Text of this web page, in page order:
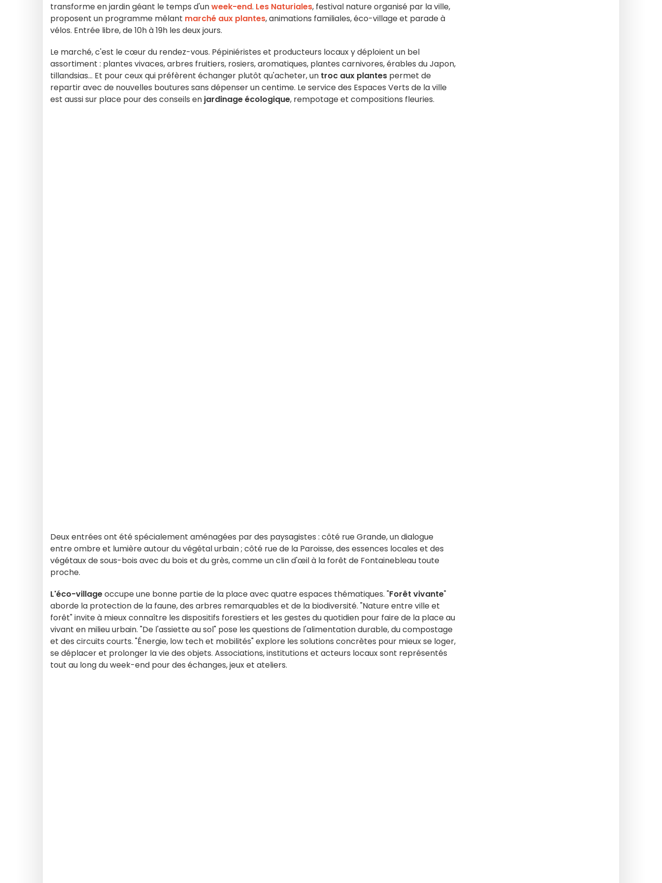
transforme en jardin géant le temps d'unweek-end. Les Naturiales, festival nature organisé par la ville,
proposent un programme mêlant marché aux plantes, animations familiales, éco-village et parade à
vélos. Entrée libre, de 10h à 19h les deux jours.
Le marché, c'est le cœur du rendez-vous. Pépiniéristes et producteurs locaux y déploient un bel
assortiment : plantes vivaces, arbres fruitiers, rosiers, aromatiques, plantes carnivores, érables du Japon,
tillandsias... Et pour ceux qui préfèrent échanger plutôt qu'acheter, un troc aux plantes permet de
repartir avec de nouvelles boutures sans dépenser un centime. Le service des Espaces Verts de la ville
est aussi sur place pour des conseils en jardinage écologique, rempotage et compositions fleuries.
Deux entrées ont été spécialement aménagées par des paysagistes : côté rue Grande, un dialogue
entre ombre et lumière autour du végétal urbain ; côté rue de la Paroisse, des essences locales et des
végétaux de sous-bois avec du bois et du grès, comme un clin d'œil à la forêt de Fontainebleau toute
proche.
L'éco-villageoccupe une bonne partie de la place avec quatre espaces thématiques. "Forêt vivante"
aborde la protection de la faune, des arbres remarquables et de la biodiversité. "Nature entre ville et
forêt" invite à mieux connaître les dispositifs forestiers et les gestes du quotidien pour faire de la place au
vivant en milieu urbain. "De l'assiette au sol" pose les questions de l'alimentation durable, du compostage
et des circuits courts. "Énergie, low tech et mobilités" explore les solutions concrètes pour mieux se loger,
se déplacer et prolonger la vie des objets. Associations, institutions et acteurs locaux sont représentés
tout au long du week-end pour des échanges, jeux et ateliers.